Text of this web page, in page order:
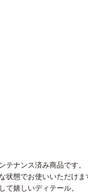
テナンス済み商品です。
状態でお使いいただけま
て嬉しいディテール。